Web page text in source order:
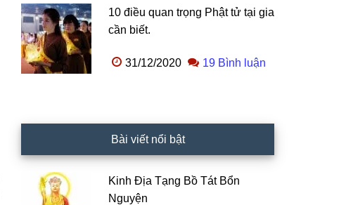
10 điều quan trọng Phật tử tại gia
cần biết.
31/12/2020 19 Bình luận
Bài viết nổi bật
Kinh Địa Tạng Bồ Tát Bổn
Nguyện